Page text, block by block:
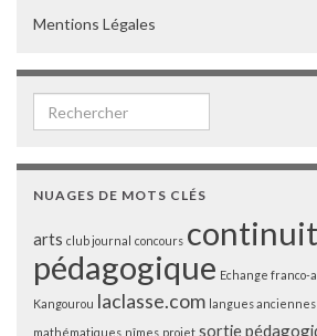
Mentions Légales
Search for:
NUAGES DE MOTS CLÉS
arts club journal concours
pédagogique Echange franco-
Kangourou laclasse.com langues anciennes
mathématiques nîmes projet sortie